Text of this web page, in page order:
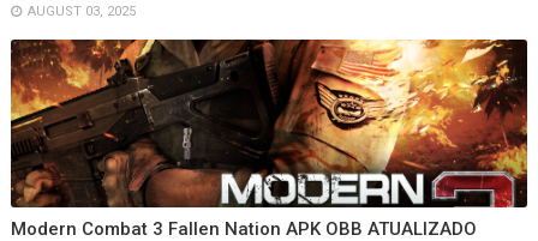
AUGUST 03, 2025
Modern Combat 3 Fallen Nation APK OBB ATUALIZADO